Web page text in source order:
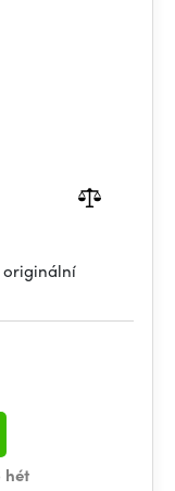
originální
hét